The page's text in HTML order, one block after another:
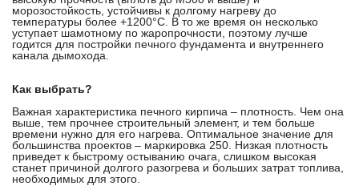
морозостойкость, устойчивы к долгому нагреву до
температуры более +1200°С. В то же время он несколько
уступает шамотному по жаропрочности, поэтому лучше
годится для постройки печного фундамента и внутреннего
канала дымохода.
Как выбрать?
Важная характеристика печного кирпича – плотность. Чем она
выше, тем прочнее строительный элемент, и тем больше
времени нужно для его нагрева. Оптимальное значение для
большинства проектов – маркировка 250. Низкая плотность
приведет к быстрому остыванию очага, слишком высокая
станет причиной долгого разогрева и больших затрат топлива,
необходимых для этого.